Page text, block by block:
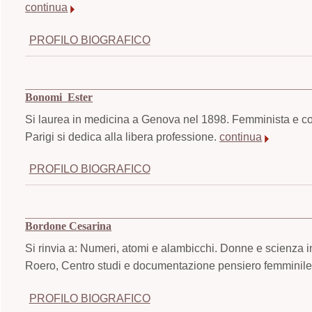
continua
PROFILO BIOGRAFICO
Bonomi Ester
Si laurea in medicina a Genova nel 1898. Femminista e
Parigi si dedica alla libera professione.continua
PROFILO BIOGRAFICO
Bordone Cesarina
Si rinvia a: Numeri, atomi e alambicchi. Donne e scienza
Roero, Centro studi e documentazione pensiero
PROFILO BIOGRAFICO